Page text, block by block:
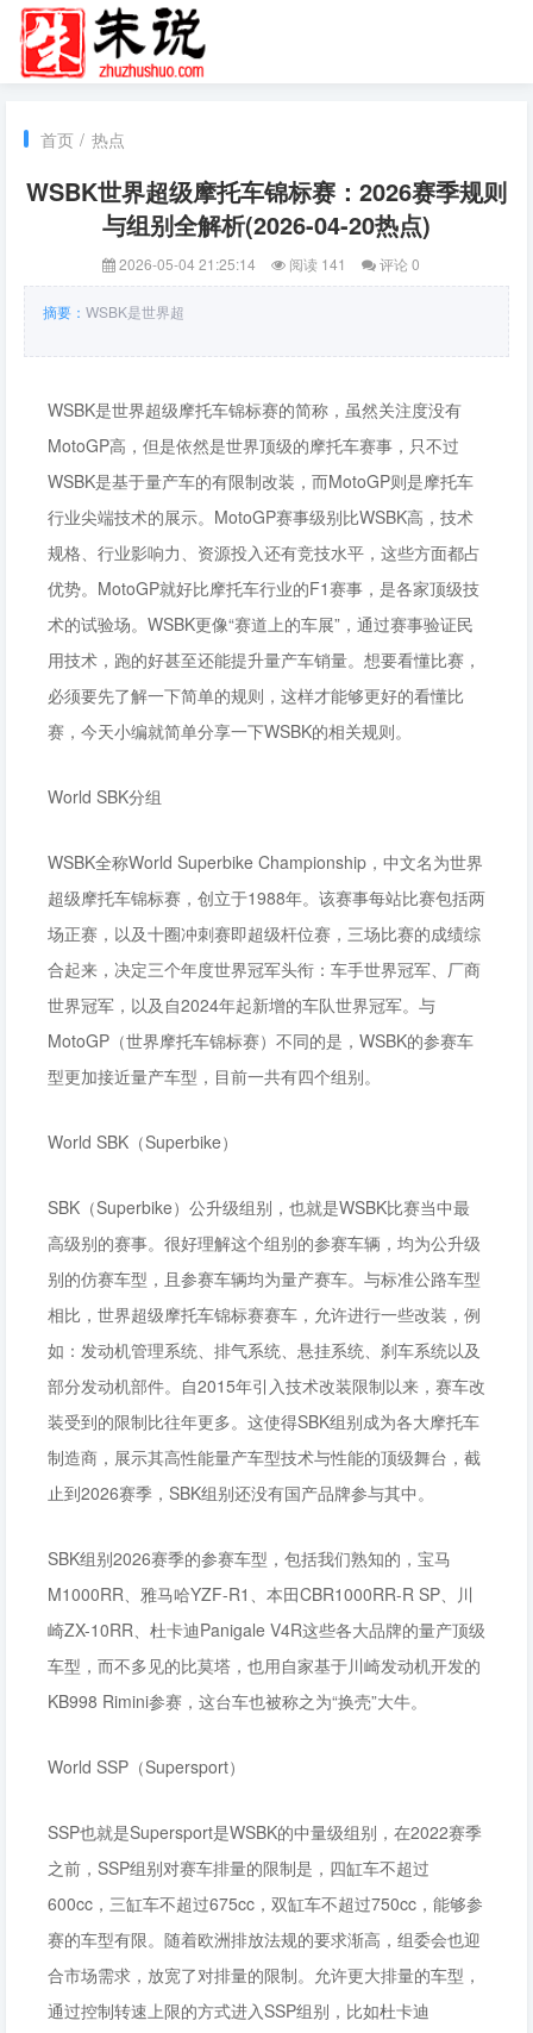
首页 / 热点
WSBK世界超级摩托车锦标赛：2026赛季规则
与组别全解析(2026-04-20热点)
2026-05-04 21:25:14 阅读 141 评论 0
摘要： WSBK是世界超
WSBK是世界超级摩托车锦标赛的简称，虽然关注度没有
MotoGP高，但是依然是世界顶级的摩托车赛事，只不过
WSBK是基于量产车的有限制改装，而MotoGP则是摩托车
行业尖端技术的展示。MotoGP赛事级别比WSBK高，技术
规格、行业影响力、资源投入还有竞技水平，这些方面都占
优势。MotoGP就好比摩托车行业的F1赛事，是各家顶级技
术的试验场。WSBK更像“赛道上的车展”，通过赛事验证民
用技术，跑的好甚至还能提升量产车销量。想要看懂比赛，
必须要先了解一下简单的规则，这样才能够更好的看懂比
赛，今天小编就简单分享一下WSBK的相关规则。
World SBK分组
WSBK全称World Superbike Championship，中文名为世界
超级摩托车锦标赛，创立于1988年。该赛事每站比赛包括两
场正赛，以及十圈冲刺赛即超级杆位赛，三场比赛的成绩综
合起来，决定三个年度世界冠军头衔：车手世界冠军、厂商
世界冠军，以及自2024年起新增的车队世界冠军。与
MotoGP（世界摩托车锦标赛）不同的是，WSBK的参赛车
型更加接近量产车型，目前一共有四个组别。
World SBK（Superbike）
SBK（Superbike）公升级组别，也就是WSBK比赛当中最
高级别的赛事。很好理解这个组别的参赛车辆，均为公升级
别的仿赛车型，且参赛车辆均为量产赛车。与标准公路车型
相比，世界超级摩托车锦标赛赛车，允许进行一些改装，例
如：发动机管理系统、排气系统、悬挂系统、刹车系统以及
部分发动机部件。自2015年引入技术改装限制以来，赛车改
装受到的限制比往年更多。这使得SBK组别成为各大摩托车
制造商，展示其高性能量产车型技术与性能的顶级舞台，截
止到2026赛季，SBK组别还没有国产品牌参与其中。
SBK组别2026赛季的参赛车型，包括我们熟知的，宝马
M1000RR、雅马哈YZF-R1、本田CBR1000RR-R SP、川
崎ZX-10RR、杜卡迪Panigale V4R这些各大品牌的量产顶级
车型，而不多见的比莫塔，也用自家基于川崎发动机开发的
KB998 Rimini参赛，这台车也被称之为“换壳”大牛。
World SSP（Supersport）
SSP也就是Supersport是WSBK的中量级组别，在2022赛季
之前，SSP组别对赛车排量的限制是，四缸车不超过
600cc，三缸车不超过675cc，双缸车不超过750cc，能够参
赛的车型有限。随着欧洲排放法规的要求渐高，组委会也迎
合市场需求，放宽了对排量的限制。允许更大排量的车型，
通过控制转速上限的方式进入SSP组别，比如杜卡迪